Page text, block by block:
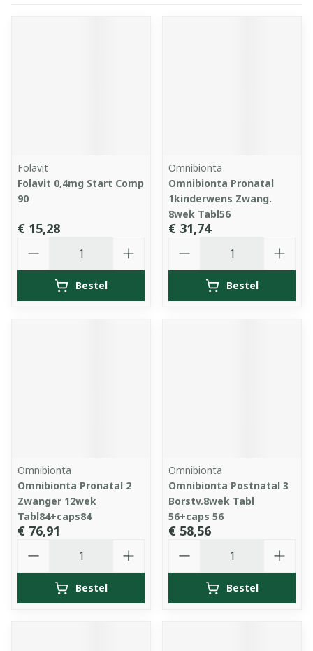
Folavit
Folavit 0,4mg Start Comp
90
€ 15,28
Bestel
Omnibionta
Omnibionta Pronatal
1kinderwens Zwang.
8wek Tabl56
€ 31,74
Bestel
Omnibionta
Omnibionta Pronatal 2
Zwanger 12wek
Tabl84+caps84
€ 76,91
Bestel
Omnibionta
Omnibionta Postnatal 3
Borstv.8wek Tabl
56+caps 56
€ 58,56
Bestel